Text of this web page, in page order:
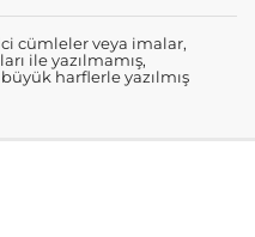
cümleler veya imalar,
ile yazılmamış,
harflerle yazılmış